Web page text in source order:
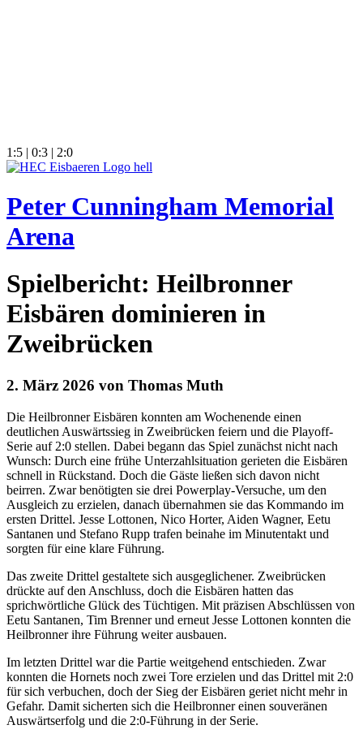
1:5 | 0:3 | 2:0
Peter Cunningham Memorial
Arena
Spielbericht: Heilbronner
Eisbären dominieren in
Zweibrücken
2. März 2026 von Thomas Muth
Die Heilbronner Eisbären konnten am Wochenende einen
deutlichen Auswärtssieg in Zweibrücken feiern und die Playoff-
Serie auf 2:0 stellen. Dabei begann das Spiel zunächst nicht nach
Wunsch: Durch eine frühe Unterzahlsituation gerieten die Eisbären
schnell in Rückstand. Doch die Gäste ließen sich davon nicht
beirren. Zwar benötigten sie drei Powerplay-Versuche, um den
Ausgleich zu erzielen, danach übernahmen sie das Kommando im
ersten Drittel. Jesse Lottonen, Nico Horter, Aiden Wagner, Eetu
Santanen und Stefano Rupp trafen beinahe im Minutentakt und
sorgten für eine klare Führung.
Das zweite Drittel gestaltete sich ausgeglichener. Zweibrücken
drückte auf den Anschluss, doch die Eisbären hatten das
sprichwörtliche Glück des Tüchtigen. Mit präzisen Abschlüssen von
Eetu Santanen, Tim Brenner und erneut Jesse Lottonen konnten die
Heilbronner ihre Führung weiter ausbauen.
Im letzten Drittel war die Partie weitgehend entschieden. Zwar
konnten die Hornets noch zwei Tore erzielen und das Drittel mit 2:0
für sich verbuchen, doch der Sieg der Eisbären geriet nicht mehr in
Gefahr. Damit sicherten sich die Heilbronner einen souveränen
Auswärtserfolg und die 2:0-Führung in der Serie.